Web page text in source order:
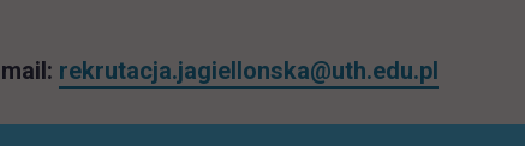
rekrutacja.jagiellonska@uth.edu.pl